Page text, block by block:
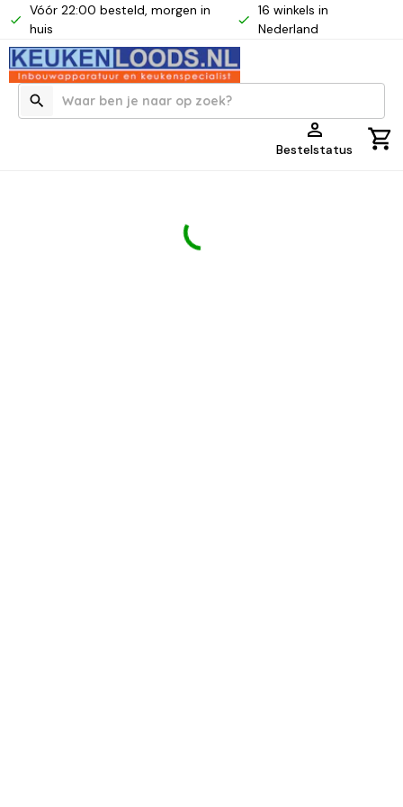
Vóór 22:00 besteld, morgen in
huis
16 winkels in
Nederland
Bestelstatus